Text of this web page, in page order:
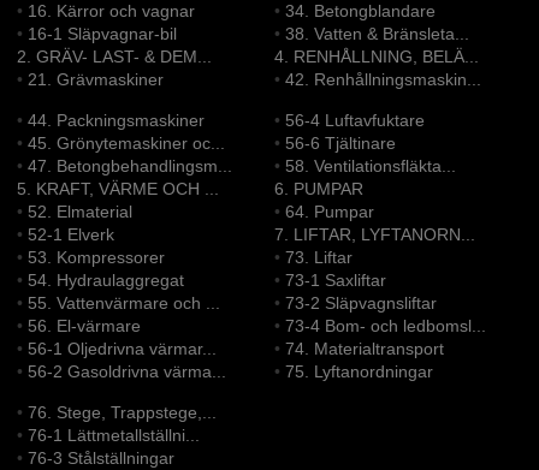
• 16. Kärror och vagnar
• 16-1 Släpvagnar-bil
2. GRÄV- LAST- & DEM...
• 21. Grävmaskiner
•34. Betongblandare
•38. Vatten & Bränsleta...
4. RENHÅLLNING, BELÄ...
•42. Renhållningsmaskin...
•44. Packningsmaskiner
•45. Grönytemaskiner oc...
•47. Betongbehandlingsm...
5. KRAFT, VÄRME OCH ...
• 52. Elmaterial
• 52-1 Elverk
• 53. Kompressorer
• 54. Hydraulaggregat
• 55. Vattenvärmare och ...
• 56. El-värmare
• 56-1 Oljedrivna värmar...
• 56-2 Gasoldrivna värma...
• 56-4 Luftavfuktare
• 56-6 Tjältinare
• 58. Ventilationsfläkta...
6. PUMPAR
•64. Pumpar
7. LIFTAR, LYFTANORN...
•73. Liftar
•73-1 Saxliftar
•73-2 Släpvagnsliftar
•73-4 Bom- och ledbomsl...
•74. Materialtransport
•75. Lyftanordningar
•76. Stege, Trappstege,...
•76-1 Lättmetallställni...
•76-3 Stålställningar